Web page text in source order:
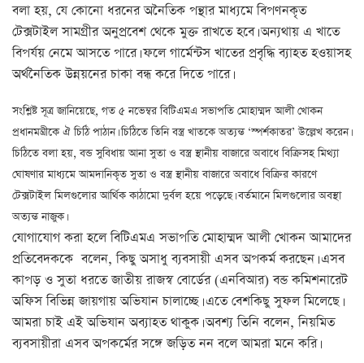
বলা হয়, যে কোনো ধরনের অনৈতিক পন্থার মাধ্যমে বিপণনকৃত
টেক্সটাইল সামগ্রীর অনুপ্রবেশ থেকে মুক্ত রাখতে হবে। অন্যথায় এ খাতে
বিপর্যয় নেমে আসতে পারে। ফলে গার্মেন্টস খাতের প্রবৃদ্ধি ব্যাহত হওয়াসহ
অর্থনৈতিক উন্নয়নের চাকা বন্ধ করে দিতে পারে।
সংশ্লিষ্ট সূত্র জানিয়েছে, গত ৫ নভেম্বর বিটিএমএ সভাপতি মোহাম্মদ আলী খোকন
প্রধানমন্ত্রীকে ঐ চিঠি পাঠান। চিঠিতে তিনি বস্ত্র খাতকে অত্যন্ত ‘স্পর্শকাতর’ উল্লেখ করেন।
চিঠিতে বলা হয়, বন্ড সুবিধায় আনা সুতা ও বস্ত্র স্থানীয় বাজারে অবাধে বিক্রিসহ মিথ্যা
ঘোষণার মাধ্যমে আমদানিকৃত সুতা ও বস্ত্র স্থানীয় বাজারে অবাধে বিক্রির কারণে
টেক্সটাইল মিলগুলোর আর্থিক কাঠামো দুর্বল হয়ে পড়েছে। বর্তমানে মিলগুলোর অবস্থা
অত্যন্ত নাজুক।
যোগাযোগ করা হলে বিটিএমএ সভাপতি মোহাম্মদ আলী খোকন আমাদের
প্রতিবেদককে বলেন, কিছু অসাধু ব্যবসায়ী এসব অপকর্ম করছেন। এসব
কাপড় ও সুতা ধরতে জাতীয় রাজস্ব বোর্ডের (এনবিআর) বন্ড কমিশনারেট
অফিস বিভিন্ন জায়গায় অভিযান চালাচ্ছে। এতে বেশকিছু সুফল মিলেছে।
আমরা চাই এই অভিযান অব্যাহত থাকুক। অবশ্য তিনি বলেন, নিয়মিত
ব্যবসায়ীরা এসব অপকর্মের সঙ্গে জড়িত নন বলে আমরা মনে করি।